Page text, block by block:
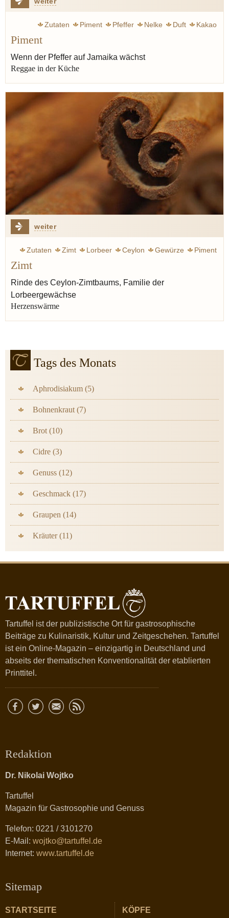
Zutaten Piment Pfeffer Nelke Duft
Kakao
Piment
Wenn der Pfeffer auf Jamaika wächst
Reggae in der Küche
weiter
Zutaten Zimt Lorbeer Ceylon Gewürze
Piment
Zimt
Rinde des Ceylon-Zimtbaums, Familie der
Lorbeergewächse
Herzenswärme
Tags des Monats
Aphrodisiakum (5)
Bohnenkraut (7)
Brot (10)
Cidre (3)
Genuss (12)
Geschmack (17)
Graupen (14)
Kräuter (11)
Tartuffel ist der publizistische Ort für gastrosophische
Beiträge zu Kulinaristik, Kultur und Zeitgeschehen. Tartuffel
ist ein Online-Magazin – einzigartig in Deutschland und
abseits der thematischen Konventionalität der etablierten
Printtitel.
Redaktion
Dr. Nikolai Wojtko
Tartuffel
Magazin für Gastrosophie und Genuss
Telefon: 0221 / 3101270
E-Mail: wojtko@tartuffel.de
Internet: www.tartuffel.de
Sitemap
STARTSEITE KÖPFE